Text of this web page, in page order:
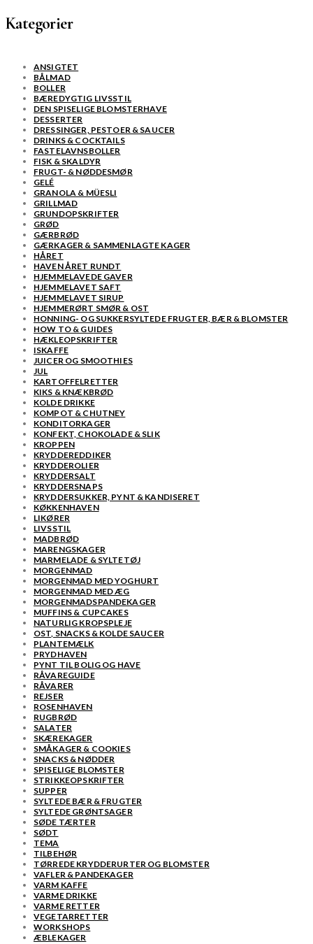
Kategorier
ANSIGTET
BÅLMAD
BOLLER
BÆREDYGTIG LIVSSTIL
DEN SPISELIGE BLOMSTERHAVE
DESSERTER
DRESSINGER, PESTOER & SAUCER
DRINKS & COCKTAILS
FASTELAVNSBOLLER
FISK & SKALDYR
FRUGT- & NØDDESMØR
GELÉ
GRANOLA & MÜESLI
GRILLMAD
GRUNDOPSKRIFTER
GRØD
GÆRBRØD
GÆRKAGER & SAMMENLAGTE KAGER
HÅRET
HAVEN ÅRET RUNDT
HJEMMELAVEDE GAVER
HJEMMELAVET SAFT
HJEMMELAVET SIRUP
HJEMMERØRT SMØR & OST
HONNING- OG SUKKERSYLTEDE FRUGTER, BÆR & BLOMSTER
HOW TO & GUIDES
HÆKLEOPSKRIFTER
ISKAFFE
JUICER OG SMOOTHIES
JUL
KARTOFFELRETTER
KIKS & KNÆKBRØD
KOLDE DRIKKE
KOMPOT & CHUTNEY
KONDITORKAGER
KONFEKT, CHOKOLADE & SLIK
KROPPEN
KRYDDEREDDIKER
KRYDDEROLIER
KRYDDERSALT
KRYDDERSNAPS
KRYDDERSUKKER, PYNT & KANDISERET
KØKKENHAVEN
LIKØRER
LIVSSTIL
MADBRØD
MARENGSKAGER
MARMELADE & SYLTETØJ
MORGENMAD
MORGENMAD MED YOGHURT
MORGENMAD MED ÆG
MORGENMADSPANDEKAGER
MUFFINS & CUPCAKES
NATURLIG KROPSPLEJE
OST, SNACKS & KOLDE SAUCER
PLANTEMÆLK
PRYDHAVEN
PYNT TIL BOLIG OG HAVE
RÅVAREGUIDE
RÅVARER
REJSER
ROSENHAVEN
RUGBRØD
SALATER
SKÆREKAGER
SMÅKAGER & COOKIES
SNACKS & NØDDER
SPISELIGE BLOMSTER
STRIKKEOPSKRIFTER
SUPPER
SYLTEDE BÆR & FRUGTER
SYLTEDE GRØNTSAGER
SØDE TÆRTER
SØDT
TEMA
TILBEHØR
TØRREDE KRYDDERURTER OG BLOMSTER
VAFLER & PANDEKAGER
VARM KAFFE
VARME DRIKKE
VARME RETTER
VEGETARRETTER
WORKSHOPS
ÆBLEKAGER